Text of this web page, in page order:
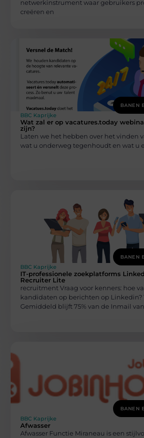
netwerkinstrument waar gebruikers
creëren en
BANEN
BBC Kaprijke
Wat zal er op vacatures.today
zijn?
Laten we het hebben over het vinden
wat u onderweg tegenhoudt en wat u
BANEN
BBC Kaprijke
IT-professionele zoekplatforms
Recruiter Lite
recruitment Vraag voor kenners: hoe
kandidaten op berichten op Linkedin?
Gemiddeld blijft 75% van de Inmail van
BANEN
BBC Kaprijke
Afwasser
Afwasser Functie Miraneau is een